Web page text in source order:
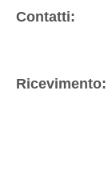
Contatti:
Ricevimento: